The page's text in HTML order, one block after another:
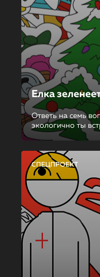
Елка
Ответь на семь
экологично ты
СПЕЦПРОЕКТ